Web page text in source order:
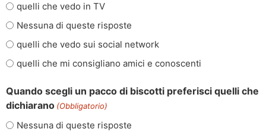
quelli che vedo in TV
Nessuna di queste risposte
quelli che vedo sui social network
quelli che mi consigliano amici e conoscenti
Quando scegli un pacco di biscotti preferisci quelli che
dichiarano (Obbligatorio)
Nessuna di queste risposte